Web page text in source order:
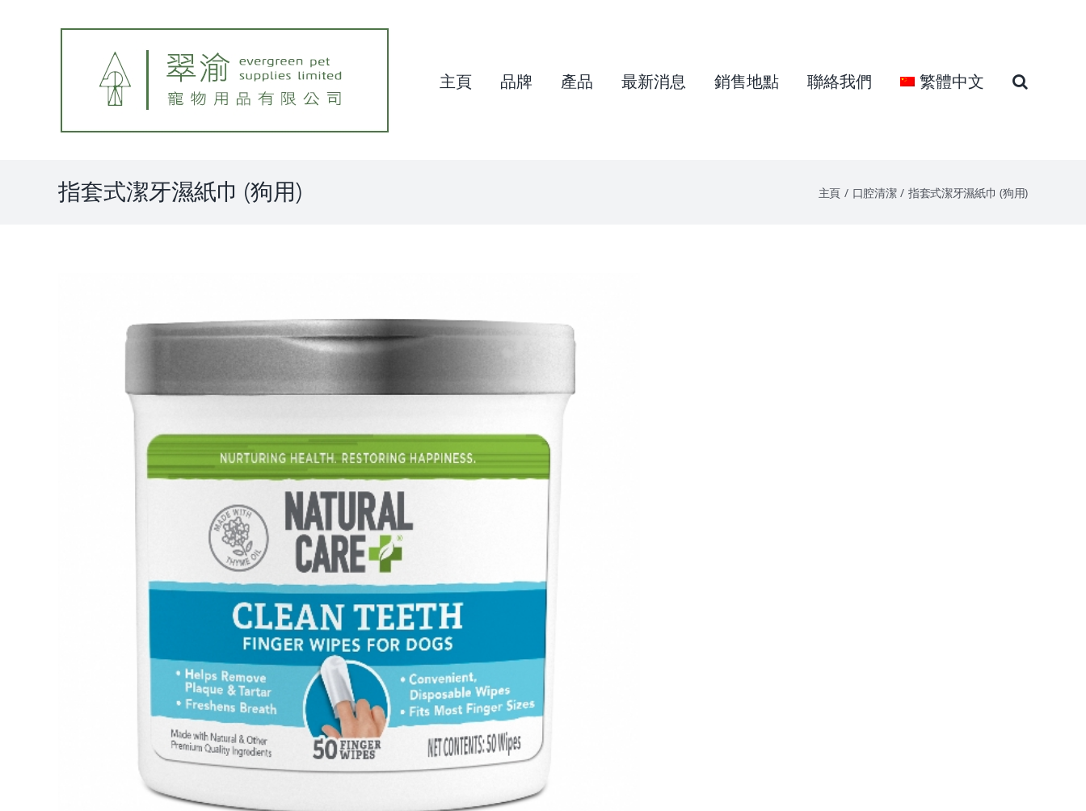
主頁 品牌 產品 最新消息 銷售地點 聯絡我們 繁體中文
指套式潔牙濕紙巾 (狗用) 主頁 口腔清潔 指套式潔牙濕紙巾 (狗用)